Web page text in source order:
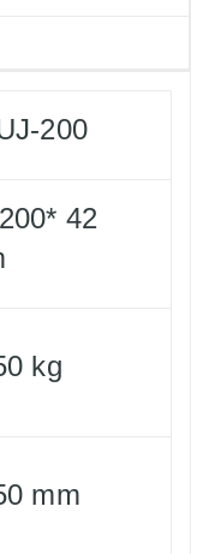
200
42
kg
mm